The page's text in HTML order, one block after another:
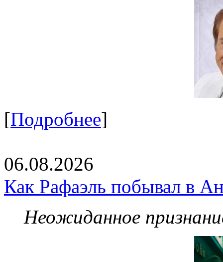
[Подробнее]
06.08.2026
Как Рафаэль побывал в
Неожиданное